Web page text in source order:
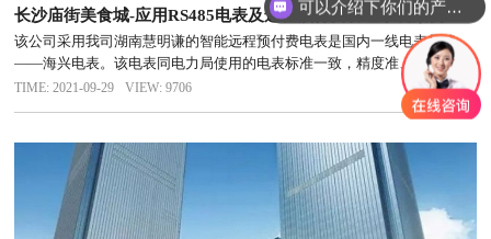
长沙庙街美食城-应用RS485电表及远程预付费管理系统案例
该公司采用我司湖南慧明谦的智能远程预付费电表是国内一线电表品牌
——海兴电表。该电表同电力局使用的电表标准一致，精度准、灵敏度
高，为了适应智能电网和新能源的使用
TIME: 2021-09-29 VIEW: 9706
可以介绍下你们的产品么